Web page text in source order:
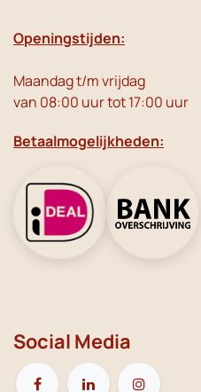
Openingstijden:
Maandag t/m vrijdag
van 08:00 uur tot 17:00 uur
Betaalmogelijkheden:
Social Media